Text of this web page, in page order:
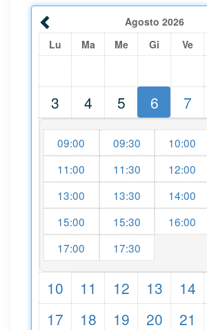
Agosto 2026
Lu
Ma Me Gi Ve
3
4 5 6 7
09:00 09:30 10:00
11:00
11:30 12:00
13:00
13:30 14:00
15:00
15:30 16:00
17:00
17:30
10 11 12 13 14
17
18 19 20 21